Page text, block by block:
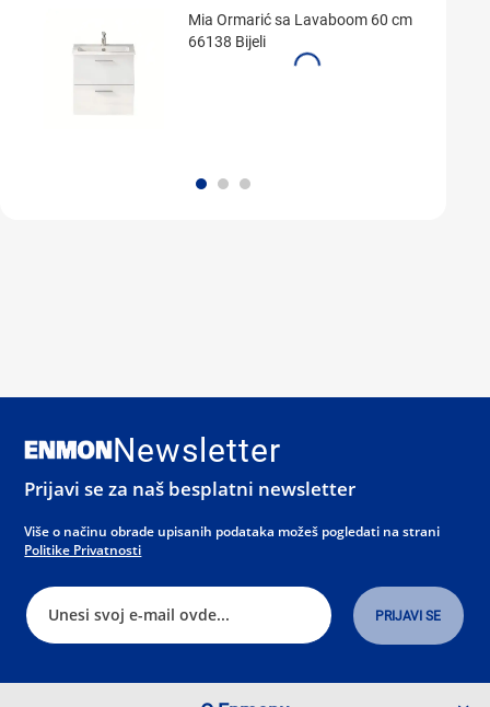
Mia Ormarić sa Lavaboom 60 cm
66138 Bijeli
Newsletter
Prijavi se za naš besplatni newsletter
Više o načinu obrade upisanih podataka možeš pogledati na strani
Politike Privatnosti